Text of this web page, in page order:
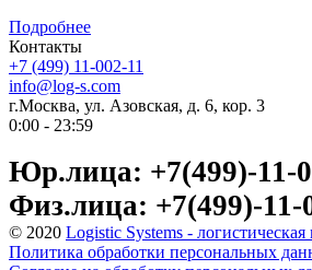
Подробнее
Контакты
+7 (499) 11-002-11
info@log-s.com
г.Москва, ул. Азовская, д. 6, кор. 3
0:00 - 23:59
Юр.лица: +7(499)-11-
Физ.лица: +7(499)-11-
© 2020 Logistic Systems -
Политика обработки персональных